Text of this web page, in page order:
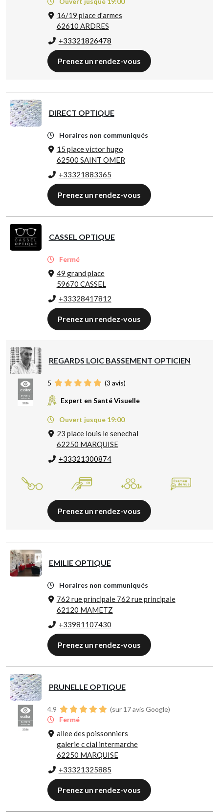
16/19 place d'armes
62610 ARDRES
+33321826478
Prenez un rendez-vous
DIRECT OPTIQUE
Horaires non communiqués
15 place victor hugo
62500 SAINT OMER
+33321883365
Prenez un rendez-vous
CASSEL OPTIQUE
Fermé
49 grand place
59670 CASSEL
+33328417812
Prenez un rendez-vous
REGARDS LOIC BASSEMENT OPTICIEN
5 (3 avis)
Expert en Santé Visuelle
Ouvert jusque 19:00
23 place louis le senechal
62250 MARQUISE
+33321300874
Prenez un rendez-vous
EMILIE OPTIQUE
Horaires non communiqués
762 rue principale 762 rue principale
62120 MAMETZ
+33981107430
Prenez un rendez-vous
PRUNELLE OPTIQUE
4.9
(sur 17 avis Google)
Fermé
allee des poissonniers
galerie c cial intermarche
62250 MARQUISE
+33321325885
Prenez un rendez-vous